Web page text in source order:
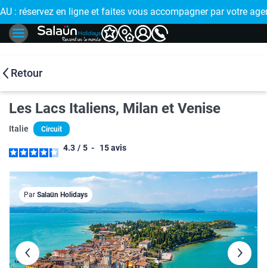
faites vous accompagner par votre agence de proximité
🤩 PAIEMENT EN
Retour
Les Lacs Italiens, Milan et Venise
Italie Circuit
4.3 / 5 - 15avis
Par Salaün Holidays